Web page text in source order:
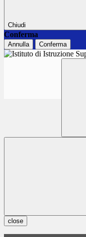
Chiudi
Conferma
Annulla Conferma
close